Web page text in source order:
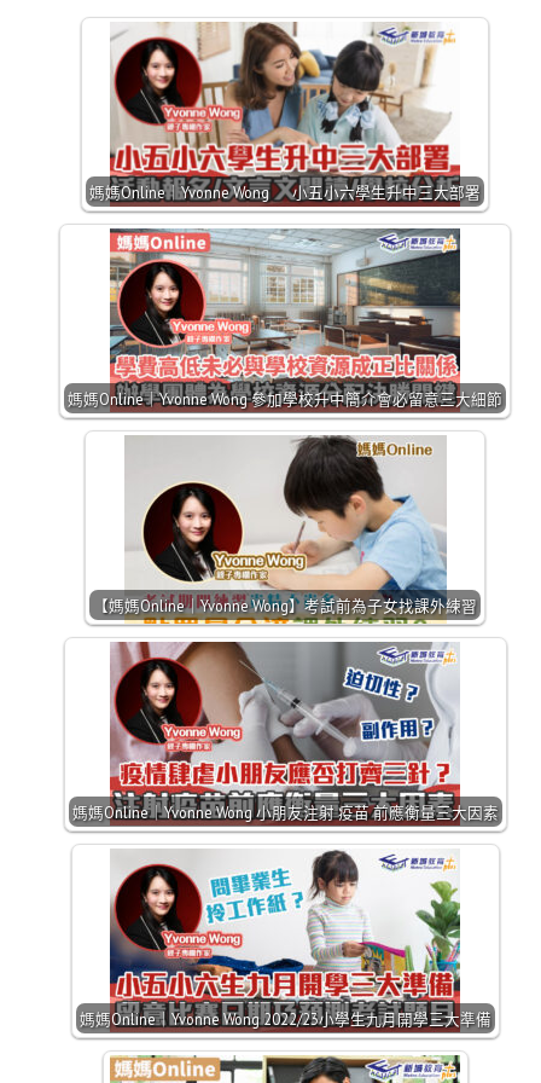
媽媽Online｜Yvonne Wong 小五小六學生升中三大部署
媽媽Online｜Yvonne Wong 參加學校升中簡介會必留意三大細節
【媽媽Online｜Yvonne Wong】考試前為子女找課外練習
媽媽Online｜Yvonne Wong 小朋友注射 疫苗 前應衡量三大因素
媽媽Online｜Yvonne Wong 2022/23小學生九月開學三大準備